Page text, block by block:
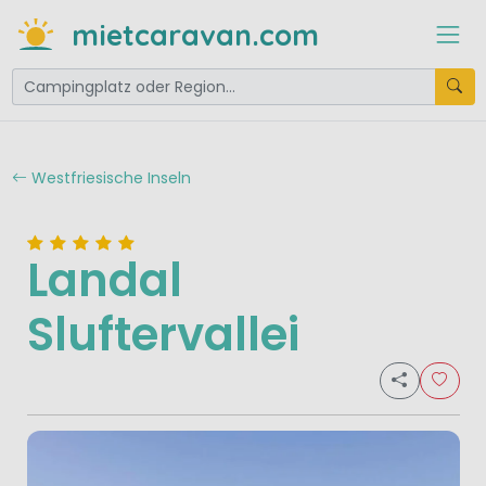
mietcaravan.com
Westfriesische Inseln
Landal
Sluftervallei